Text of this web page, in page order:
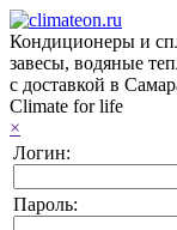
Кондиционеры и
завесы, водяные
с доставкой в
Climate for life
×
Логин:
Пароль: